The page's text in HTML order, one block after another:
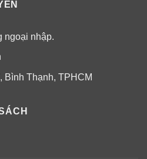
ngoại nhập.
Thạnh, TPHCM